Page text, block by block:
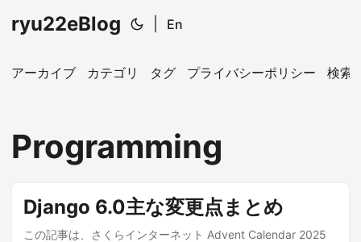
ryu22eBlog En
アーカイブ カテゴリ タグ プライバシーポリシー 検索
Programming
Django 6.0主な変更点まとめ
この記事は、さくらインターネット Advent Calendar 2025